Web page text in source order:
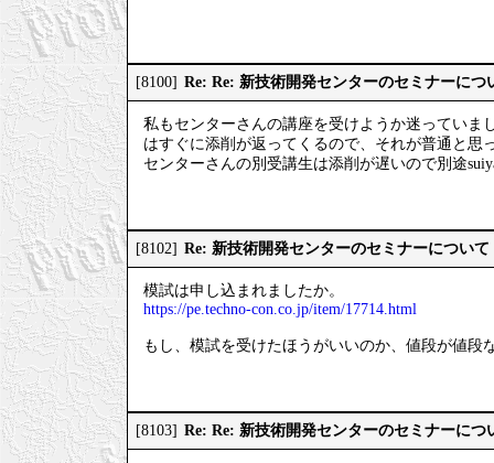
[8100] Re: Re: 新技術開発センターのセミナーにつ
私もセンターさんの講座を受けようか迷っていま
はすぐに添削が返ってくるので、それが普通と思
センターさんの別受講生は添削が遅いので別途
[8102] Re: 新技術開発センターのセミナーについて
模試は申し込まれましたか。
https://pe.techno-con.co.jp/item/17714.html
もし、模試を受けたほうがいいのか、値段が値段
[8103] Re: Re: 新技術開発センターのセミナーにつ